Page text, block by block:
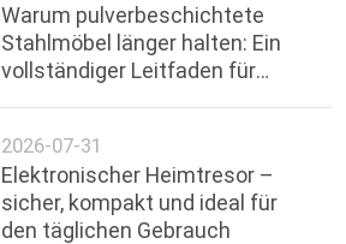
Warum pulverbeschichtete
Stahlmöbel länger halten: Ein
vollständiger Leitfaden für
2026-07-31
Elektronischer Heimtresor –
sicher, kompakt und ideal für
den täglichen Gebrauch